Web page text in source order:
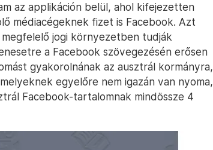
az applikáción belül, ahol kifejezetten
médiacégeknek fizet is Facebook. Azt
jogi környezetben tudják
a Facebook szövegezésén erősen
gyakorolnának az ausztrál kormányra,
egyelőre nem igazán van nyoma,
Facebook-tartalomnak mindössze 4